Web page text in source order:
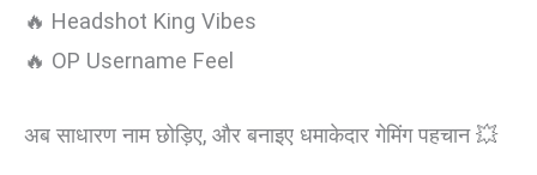
🔥 Headshot King Vibes
🔥 OP Username Feel
अब साधारण नाम छोड़िए, और बनाइए धमाकेदार गेमिंग पहचान 💥